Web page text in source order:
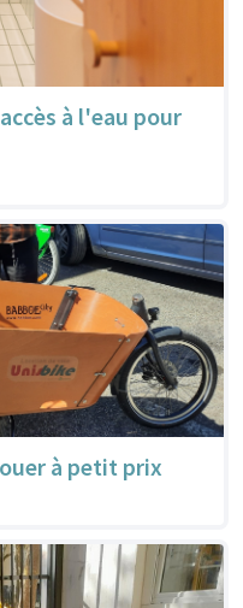
à l'eau pour
à petit prix